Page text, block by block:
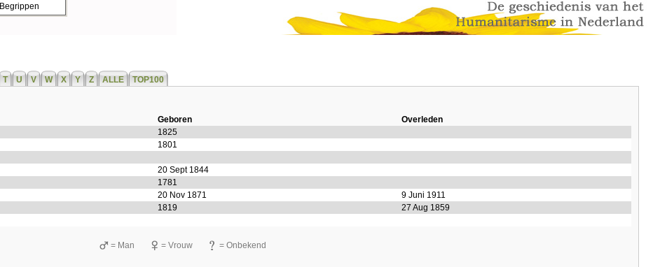
Begrippen
T U V W X Y Z ALLE
TOP100
Geboren
Overleden
1825
1801
20 Sept 1844
1781
20 Nov 1871
9 Juni 1911
1819
27 Aug 1859
= Man = Vrouw = Onbekend